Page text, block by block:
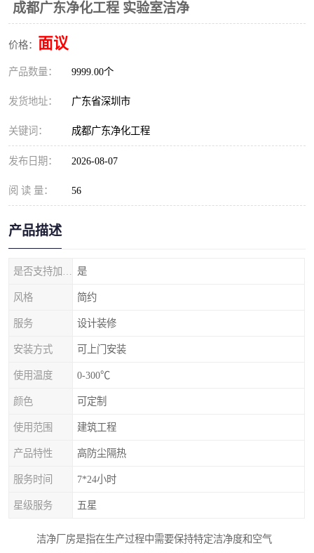
成都广东净化工程 实验室洁净
价格： 面议
产品数量： 9999.00个
发货地址： 广东省深圳市
关键词： 成都广东净化工程
发布日期： 2026-08-07
阅 读 量： 56
产品描述
是
风格 简约
服务 设计装修
安装方式 可上门安装
使用温度 0-300℃
颜色 可定制
使用范围 建筑工程
产品特性 高防尘隔热
服务时间 7*24小时
星级服务 五星
洁净厂房是指在生产过程中需要保持特定洁净度和空气